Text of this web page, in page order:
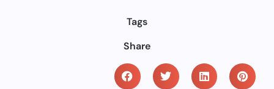
Tags
Share